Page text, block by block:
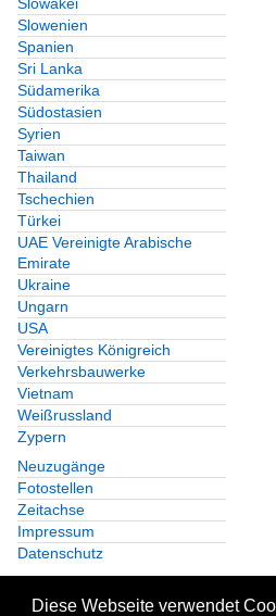
Slowakei
Slowenien
Spanien
Sri Lanka
Südamerika
Südostasien
Syrien
Taiwan
Thailand
Tschechien
Türkei
UAE Vereinigte Arabische
Emirate
Ukraine
Ungarn
USA
Vereinigtes Königreich
Verkehrsbauwerke
Vietnam
Weißrussland
Zypern
Neuzugänge
Fotostellen
Zeitachse
Impressum
Datenschutz
Diese Webseite verwendet